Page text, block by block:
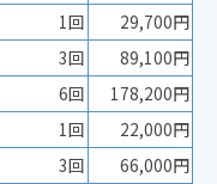
1回
29,700円
3回
89,100円
6回
178,200円
1回
22,000円
3回
66,000円